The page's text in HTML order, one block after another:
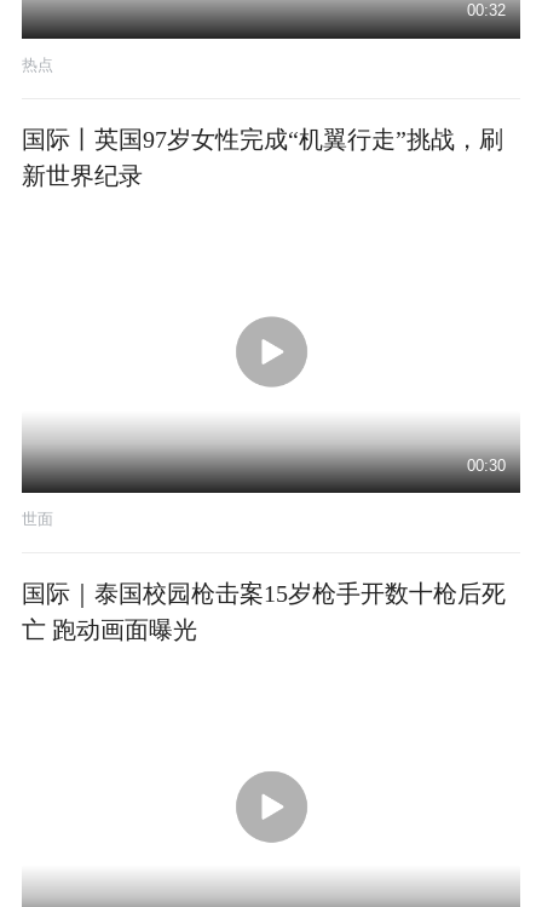
00:32
热点
国际丨英国97岁女性完成“机翼行走”挑战，刷
新世界纪录
00:30
世面
国际｜泰国校园枪击案15岁枪手开数十枪后死
亡 跑动画面曝光